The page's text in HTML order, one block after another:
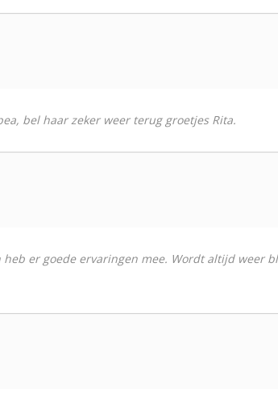
bel haar zeker weer terug groetjes Rita.
er goede ervaringen mee. Wordt altijd weer